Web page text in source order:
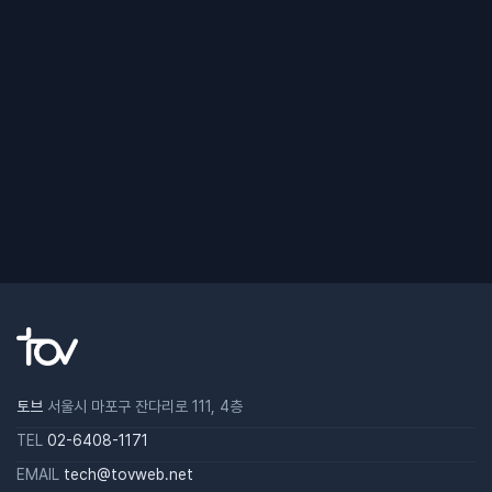
토브 서울시 마포구 잔다리로 111, 4층
TEL 02-6408-1171
EMAIL tech@tovweb.net